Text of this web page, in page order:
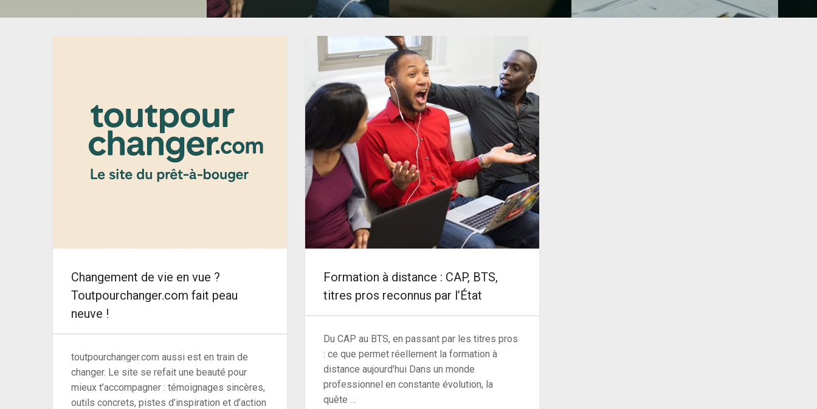
Changement de vie en vue ?
Toutpourchanger.com fait peau
neuve !
toutpourchanger.com aussi est en train de
changer. Le site se refait une beauté pour
mieux t’accompagner : témoignages sincères,
outils concrets, pistes d’inspiration et d’action
Formation à distance : CAP, BTS,
titres pros reconnus par l’État
Du CAP au BTS, en passant par les titres pros
: ce que permet réellement la formation à
distance aujourd’hui Dans un monde
professionnel en constante évolution, la
quête …